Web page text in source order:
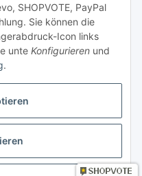
SHOPVOTE, PayPal
Sie können die
Icon links
unte Konfigurieren und
.